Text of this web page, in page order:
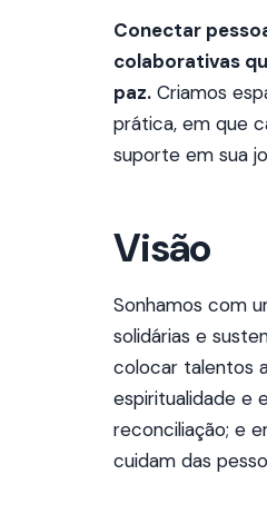
Conectar
colaborativas
paz. Criamos
prática, em que
suporte em sua
Visão
Sonhamos com
solidárias e
colocar talentos
espiritualidade e
reconciliação; e
cuidam das